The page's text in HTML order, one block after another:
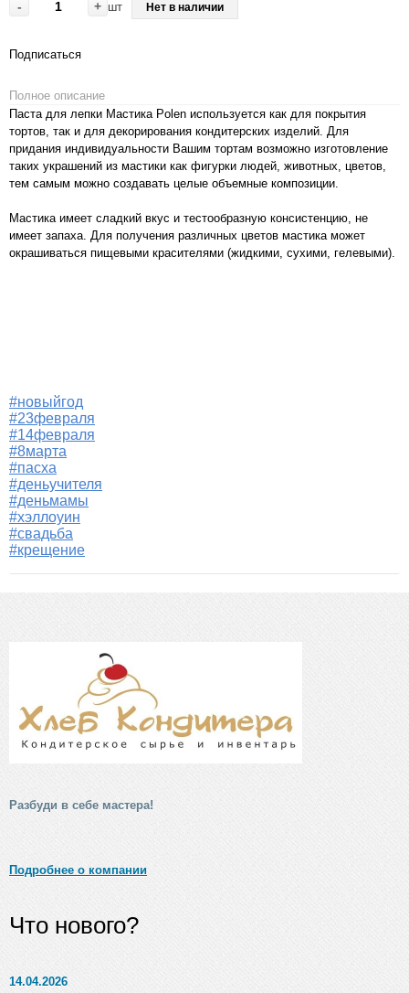
- + шт Нет в наличии
Подписаться
Полное описание
Паста для лепки Мастика Polen используется как для покрытия
тортов, так и для декорирования кондитерских изделий. Для
придания индивидуальности Вашим тортам возможно изготовление
таких украшений из мастики как фигурки людей, животных, цветов,
тем самым можно создавать целые объемные композиции.
Мастика имеет сладкий вкус и тестообразную консистенцию, не
имеет запаха. Для получения различных цветов мастика может
окрашиваться пищевыми красителями (жидкими, сухими, гелевыми).
#новыйгод
#23февраля
#14февраля
#8марта
#пасха
#деньучителя
#деньмамы
#хэллоуин
#свадьба
#крещение
Разбуди в себе мастера!
Подробнее о компании
Что нового?
14.04.2026